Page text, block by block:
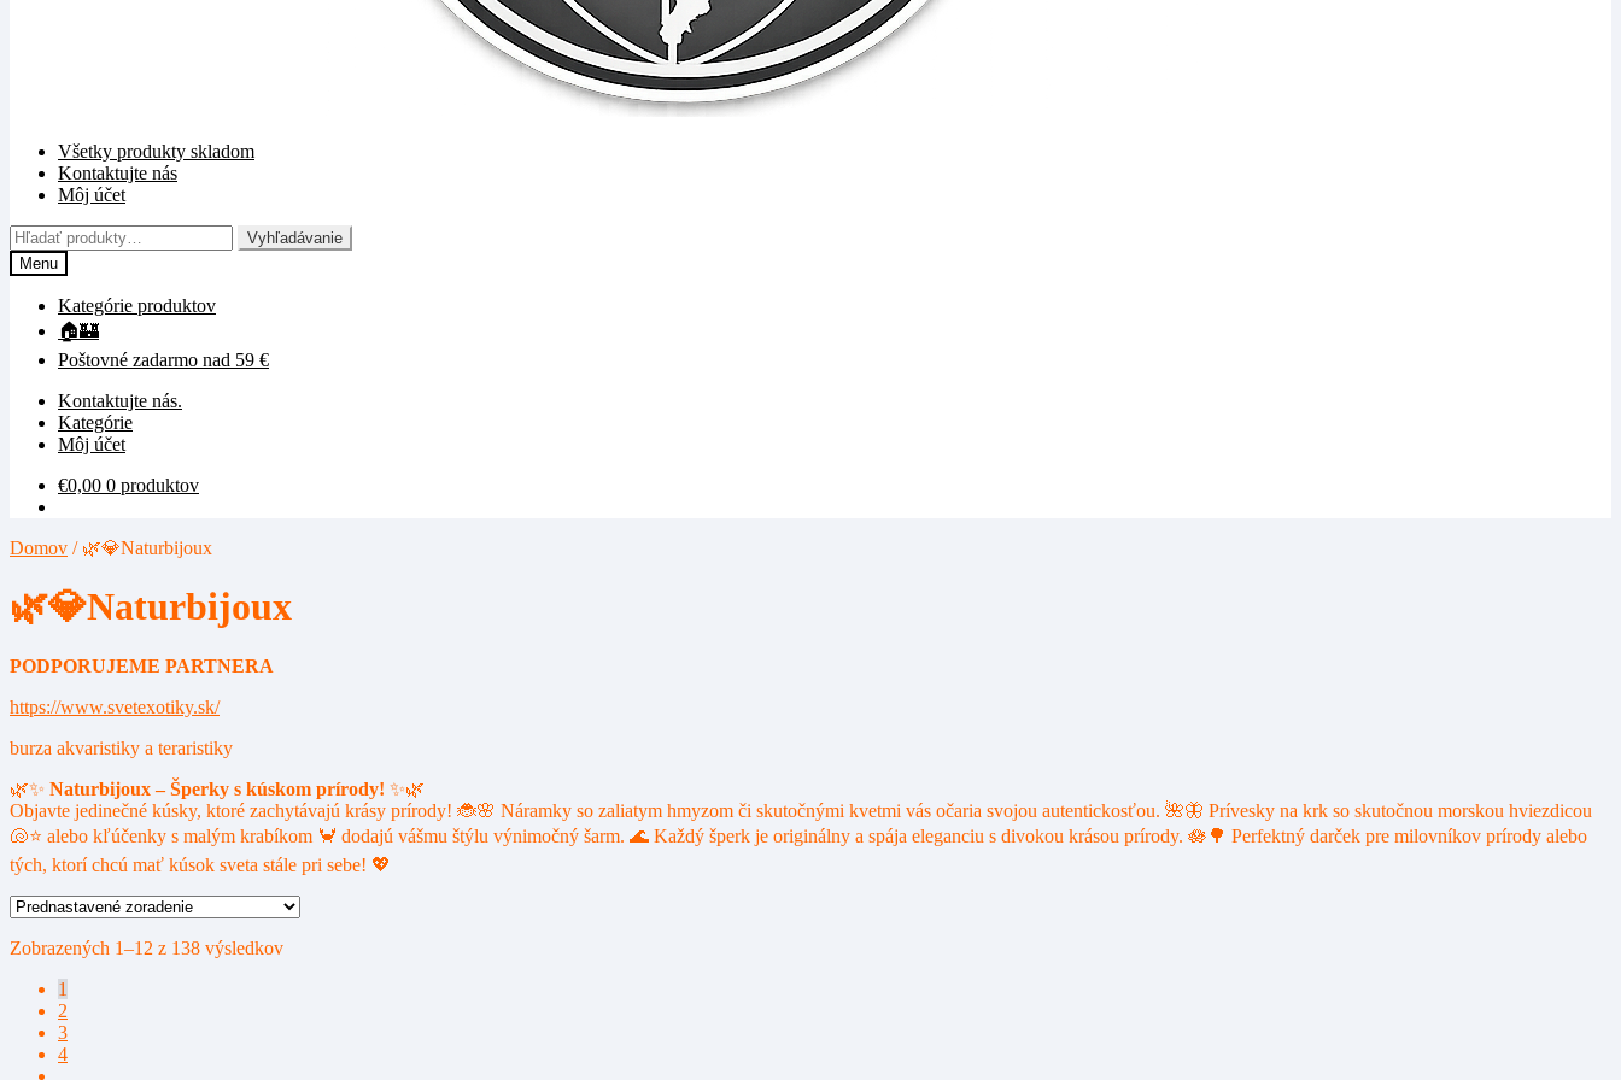
Všetky produkty skladom
Kontaktujte nás
Môj účet
Hľadať:
Vyhľadávanie
Menu
Kategórie produktov
🏠🏰
Poštovné zadarmo nad 59 €
Kontaktujte nás.
Kategórie
Môj účet
€0,00 0 produktov
Domov / 🌿💎Naturbijoux
🌿💎Naturbijoux
PODPORUJEME PARTNERA
https://www.svetexotiky.sk/
burza akvaristiky a teraristiky
🌿✨ Naturbijoux – Šperky s kúskom prírody! ✨🌿
Objavte jedinečné kúsky, ktoré zachytávajú krásy prírody! 🐞🌸 Náramky so zaliatym hmyzom či skutočnými kvetmi vás očaria svojou autentickosťou. 🌺🦋 Prívesky na krk so skutočnou morskou hviezdicou
🐚⭐ alebo kľúčenky s malým krabíkom 🦀 dodajú vášmu štýlu výnimočný šarm. 🌊 Každý šperk je originálny a spája eleganciu s divokou krásou prírody. 🪷🌳 Perfektný darček pre milovníkov prírody alebo
tých, ktorí chcú mať kúsok sveta stále pri sebe! 💖
Zobrazených 1–12 z 138 výsledkov
1
2
3
4
…